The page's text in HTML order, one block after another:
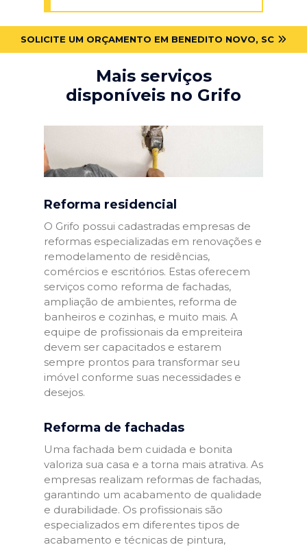
SOLICITE UM ORÇAMENTO EM BENEDITO NOVO, SC
Mais serviços
disponíveis no Grifo
Reforma residencial
O Grifo possui cadastradas empresas de
reformas especializadas em renovações e
remodelamento de residências,
comércios e escritórios. Estas oferecem
serviços como reforma de fachadas,
ampliação de ambientes, reforma de
banheiros e cozinhas, e muito mais. A
equipe de profissionais da empreiteira
devem ser capacitados e estarem
sempre prontos para transformar seu
imóvel conforme suas necessidades e
desejos.
Reforma de fachadas
Uma fachada bem cuidada e bonita
valoriza sua casa e a torna mais atrativa. As
empresas realizam reformas de fachadas,
garantindo um acabamento de qualidade
e durabilidade. Os profissionais são
especializados em diferentes tipos de
acabamento e técnicas de pintura,